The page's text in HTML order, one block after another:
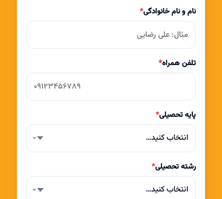
نام و نام خانوادگی*
تلفن همراه*
پایه تحصیلی*
انتخاب کنید…
رشته تحصیلی*
انتخاب کنید…